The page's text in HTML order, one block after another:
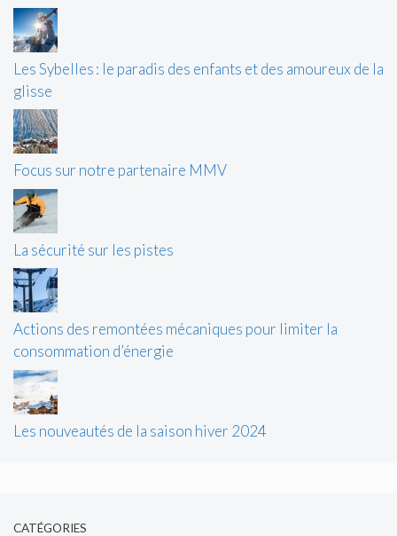
Les Sybelles : le paradis des enfants et des amoureux de la
glisse
Focus sur notre partenaire MMV
La sécurité sur les pistes
Actions des remontées mécaniques pour limiter la
consommation d’énergie
Les nouveautés de la saison hiver 2024
CATÉGORIES